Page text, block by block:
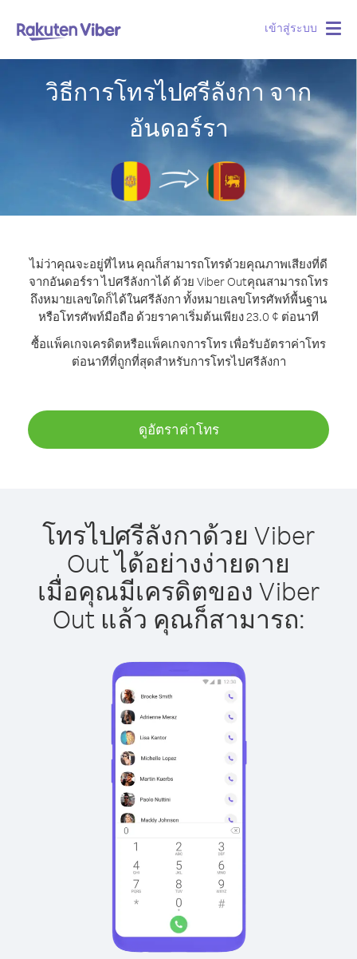
เข้าสู่ระบบ
วิธีการโทรไปศรีลังกา จาก
อันดอร์รา
ไม่ว่าคุณจะอยู่ที่ไหน คุณก็สามารถโทรด้วยคุณภาพเสียงที่ดี
จากอันดอร์รา ไปศรีลังกาได้ ด้วย Viber Outคุณสามารถโทร
ถึงหมายเลขใดก็ได้ในศรีลังกา ทั้งหมายเลขโทรศัพท์พื้นฐาน
หรือโทรศัพท์มือถือ ด้วยราคาเริ่มต้นเพียง 23.0 ¢ ต่อนาที
ซื้อแพ็คเกจเครดิตหรือแพ็คเกจการโทร เพื่อรับอัตราค่าโทร
ต่อนาทีที่ถูกที่สุดสำหรับการโทรไปศรีลังกา
ดูอัตราค่าโทร
โทรไปศรีลังกาด้วย Viber
Out ได้อย่างง่ายดาย
เมื่อคุณมีเครดิตของ Viber
Out แล้ว คุณก็สามารถ: